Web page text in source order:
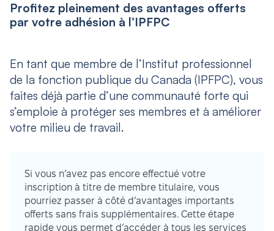
Profitez pleinement des avantages offerts
par votre adhésion à l’IPFPC
En tant que membre de l’Institut professionnel
de la fonction publique du Canada (IPFPC), vous
faites déjà partie d’une communauté forte qui
s’emploie à protéger ses membres et à améliorer
votre milieu de travail.
Si vous n’avez pas encore effectué votre
inscription à titre de membre titulaire, vous
pourriez passer à côté d’avantages importants
offerts sans frais supplémentaires. Cette étape
rapide vous permet d’accéder à tous les services